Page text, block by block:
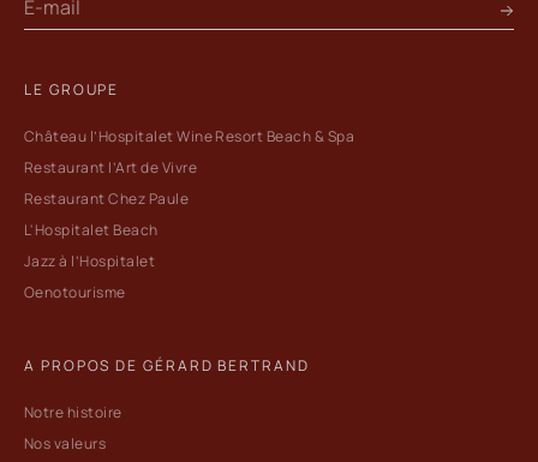
LE GROUPE
Château l’Hospitalet Wine Resort Beach & Spa
Restaurant l’Art de Vivre
Restaurant Chez Paule
L'Hospitalet Beach
Jazz à l’Hospitalet
Oenotourisme
A PROPOS DE GÉRARD BERTRAND
Notre histoire
Nos valeurs